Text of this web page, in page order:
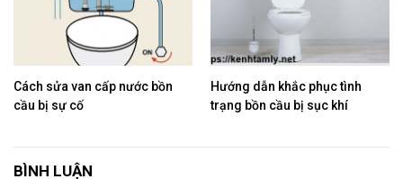
Cách sửa van cấp nước bồn
cầu bị sự cố
Hướng dẫn khắc phục tình
trạng bồn cầu bị sục khí
BÌNH LUẬN